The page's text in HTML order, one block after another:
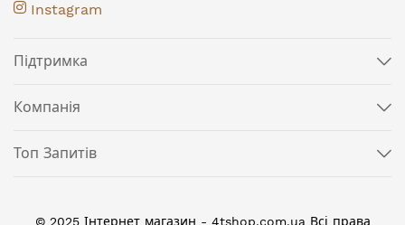
Instagram
Підтримка
Компанія
Топ Запитів
© 2025 Інтернет магазин - 4tshop.com.ua Всі права